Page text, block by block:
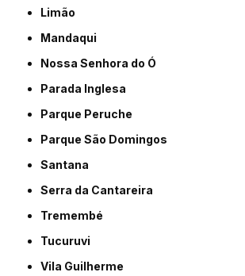
Limão
Mandaqui
Nossa Senhora do Ó
Parada Inglesa
Parque Peruche
Parque São Domingos
Santana
Serra da Cantareira
Tremembé
Tucuruvi
Vila Guilherme